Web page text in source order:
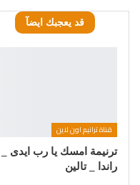
قد يعجبك ايضآ
قناة ترانيم اون لاين
ترنيمة امسك يا رب ايدى _
راندا _ تالين